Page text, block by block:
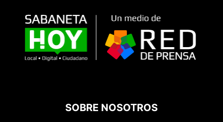
SOBRE NOSOTROS